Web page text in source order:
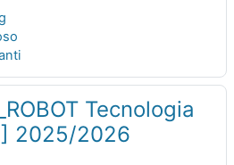
Tecnologia
2025/2026